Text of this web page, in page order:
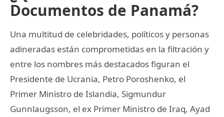
Documentos de Panamá?
Una multitud de celebridades, políticos y personas
adineradas están comprometidas en la filtración y
entre los nombres más destacados figuran el
Presidente de Ucrania, Petro Poroshenko, el
Primer Ministro de Islandia, Sigmundur
Gunnlaugsson, el ex Primer Ministro de Iraq, Ayad